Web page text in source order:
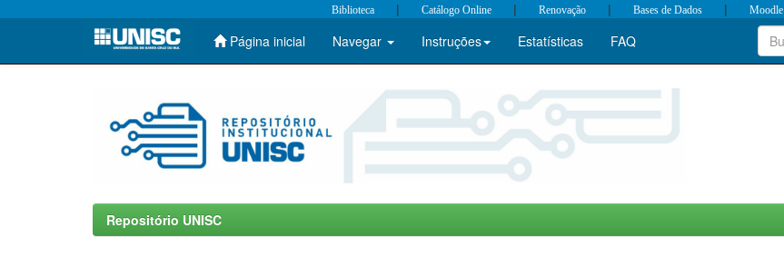
Skip
Biblioteca | Catálogo Online | Renovação | Bases de Dados | Moodle
Página inicial Navegar Instruções Estatísticas FAQ
Repositório UNISC